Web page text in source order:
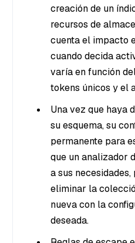
creación de un
recursos de
cuenta el impacto
cuando decida
varía en función
tokens únicos y el
Una vez que haya
su esquema, su
permanente para
que un analizador
a sus
eliminar la
nueva con la
deseada.